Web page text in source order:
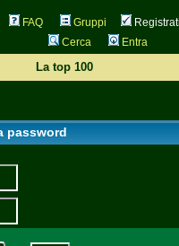
FAQ Gruppi
Cerca Entra
La top 100
password